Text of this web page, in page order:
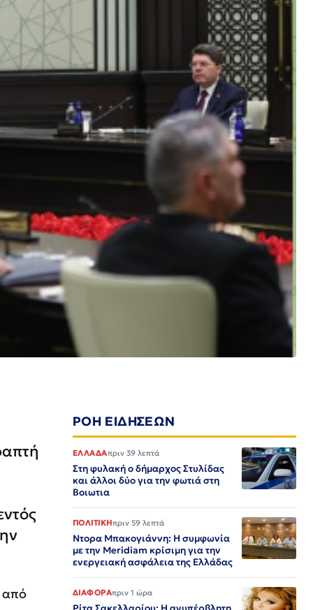
από
ΡΟΗ ΕΙΔΗΣΕΩΝ
ΕΛΛΑΔΑπριν 39 λεπτά
Στη φυλακή ο δήμαρχος Στυλίδας
και άλλοι δύο για την φωτιά στη
Βοιωτια
ΠΟΛΙΤΙΚΗπριν 59 λεπτά
Ντορα Μπακογιάννη: Η συμφωνία
με την Meridiam κρίσιμη για την
ενεργειακή ασφάλεια της Ελλάδας
ΔΙΑΦΟΡΑπριν 1 ώρα